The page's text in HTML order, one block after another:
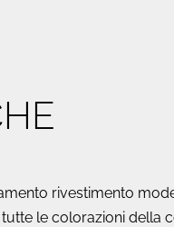
rivestimento
tutte le colorazioni della